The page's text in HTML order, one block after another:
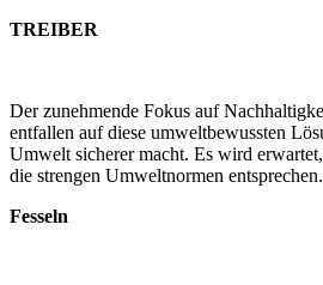
TREIBER
Der zunehmende Fokus auf
entfallen auf diese umweltbewussten
Umwelt sicherer macht. Es wird
die strengen Umweltnormen entsprechen.
Fesseln